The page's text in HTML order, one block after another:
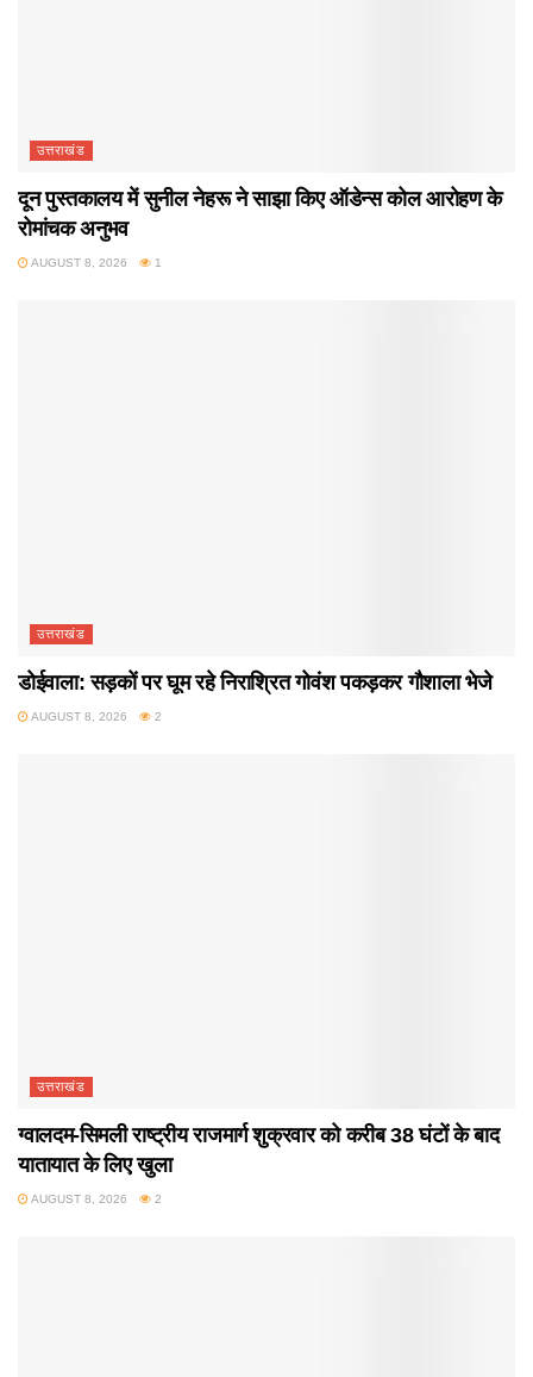
उत्तराखंड
दून पुस्तकालय में सुनील नेहरू ने साझा किए ऑडेन्स कोल आरोहण के
रोमांचक अनुभव
AUGUST 8, 2026 1
उत्तराखंड
डोईवाला: सड़कों पर घूम रहे निराश्रित गोवंश पकड़कर गौशाला भेजे
AUGUST 8, 2026 2
उत्तराखंड
ग्वालदम-सिमली राष्ट्रीय राजमार्ग शुक्रवार को करीब 38 घंटों के बाद
यातायात के लिए खुला
AUGUST 8, 2026 2